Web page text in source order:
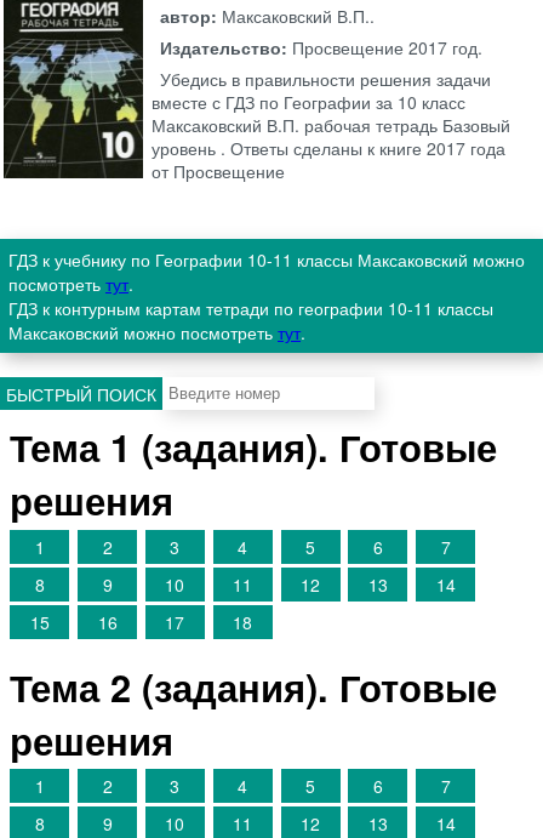
автор: Максаковский В.П..
Издательство: Просвещение 2017 год.
Убедись в правильности решения задачи
вместе с ГДЗ по Географии за 10 класс
Максаковский В.П. рабочая тетрадь Базовый
уровень . Ответы сделаны к книге 2017 года
от Просвещение
ГДЗ к учебнику по Географии 10-11 классы Максаковский можно
посмотреть тут.
ГДЗ к контурным картам тетради по географии 10-11 классы
Максаковский можно посмотреть тут.
БЫСТРЫЙ ПОИСК
Тема 1 (задания). Готовые
решения
1 2 3 4 5 6
7
8
9 10 11 12 13
14
15
16 17 18
Тема 2 (задания). Готовые
решения
1 2 3 4 5 6
7
8
9 10 11 12 13
14